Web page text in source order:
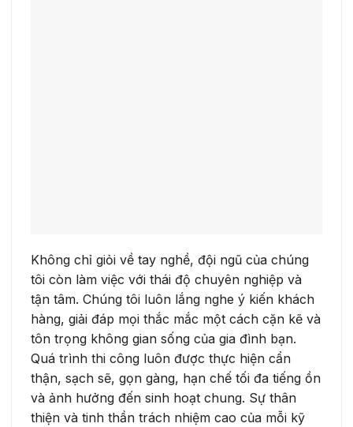
Không chỉ giỏi về tay nghề, đội ngũ của chúng
tôi còn làm việc với thái độ chuyên nghiệp và
tận tâm. Chúng tôi luôn lắng nghe ý kiến khách
hàng, giải đáp mọi thắc mắc một cách cặn kẽ và
tôn trọng không gian sống của gia đình bạn.
Quá trình thi công luôn được thực hiện cẩn
thận, sạch sẽ, gọn gàng, hạn chế tối đa tiếng ồn
và ảnh hưởng đến sinh hoạt chung. Sự thân
thiện và tinh thần trách nhiệm cao của mỗi kỹ